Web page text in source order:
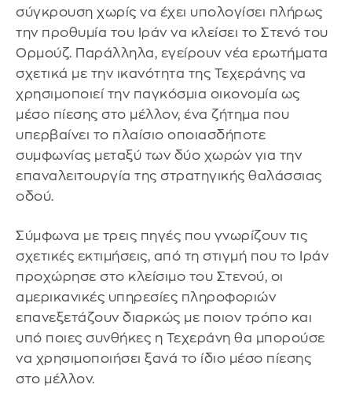
σύγκρουση χωρίς να έχει υπολογίσει πλήρως
την προθυμία του Ιράν να κλείσει το Στενό του
Ορμούζ. Παράλληλα, εγείρουν νέα ερωτήματα
σχετικά με την ικανότητα της Τεχεράνης να
χρησιμοποιεί την παγκόσμια οικονομία ως
μέσο πίεσης στο μέλλον, ένα ζήτημα που
υπερβαίνει το πλαίσιο οποιασδήποτε
συμφωνίας μεταξύ των δύο χωρών για την
επαναλειτουργία της στρατηγικής θαλάσσιας
οδού.
Σύμφωνα με τρεις πηγές που γνωρίζουν τις
σχετικές εκτιμήσεις, από τη στιγμή που το Ιράν
προχώρησε στο κλείσιμο του Στενού, οι
αμερικανικές υπηρεσίες πληροφοριών
επανεξετάζουν διαρκώς με ποιον τρόπο και
υπό ποιες συνθήκες η Τεχεράνη θα μπορούσε
να χρησιμοποιήσει ξανά το ίδιο μέσο πίεσης
στο μέλλον.